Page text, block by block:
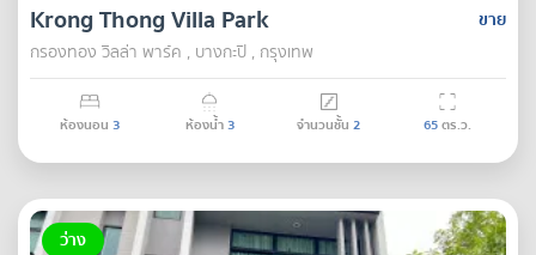
ขาย
Krong Thong Villa Park
กรองทอง วิลล่า พาร์ค , บางกะปิ , กรุงเทพ
ห้องนอน 3 ห้องน้ำ3 จำนวนชั้น 2 65ตร.ว.
ว่าง